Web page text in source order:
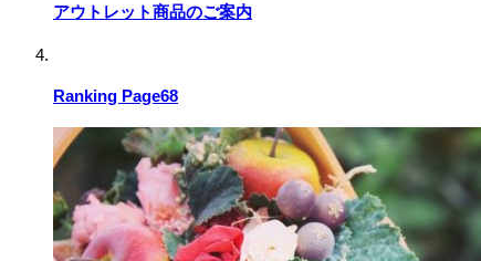
アウトレット商品のご案内
Ranking Page68